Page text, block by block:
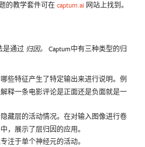
的教学套件可在 captum.ai 网站上找到。
是通过 归因。
Captum中有三种类型的归
些特征产生了特定输出来进行说明。例
释一条电影评论是正面还是负面就是一
藏层的活动情况。在对输入图像进行卷
，展示了层归因的应用。
注于单个神经元的活动。